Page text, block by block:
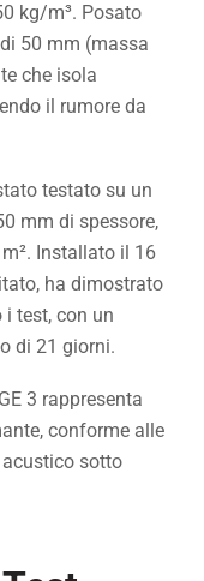
kg/m³. Posato
50 mm (massa
che isola
il rumore da
testato su un
mm di spessore,
Installato il 16
ha dimostrato
test, con un
di 21 giorni.
3 rappresenta
conforme alle
acustico sotto